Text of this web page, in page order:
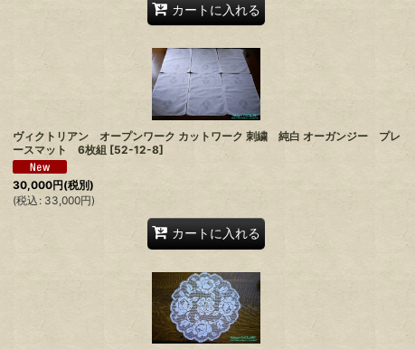
カートに入れる
ヴィクトリアン オープンワーク カットワーク 刺繍 純白 オーガンジー プレ
ースマット 6枚組 [52-12-8]
30,000円(税別)
(税込 : 33,000円)
カートに入れる